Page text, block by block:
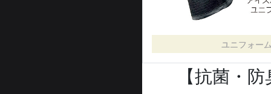
ユニフォー
【抗菌・